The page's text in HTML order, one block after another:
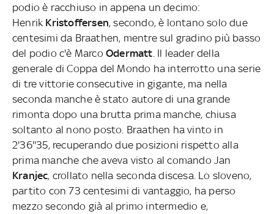
podio è racchiuso in appena un decimo:
Henrik Kristoffersen, secondo, è lontano solo due
centesimi da Braathen, mentre sul gradino più basso
del podio c'è Marco Odermatt . Il leader della
generale di Coppa del Mondo ha interrotto una serie
di tre vittorie consecutive in gigante, ma nella
seconda manche è stato autore di una grande
rimonta dopo una brutta prima manche, chiusa
soltanto al nono posto. Braathen ha vinto in
2'36''35, recuperando due posizioni rispetto alla
prima manche che aveva visto al comando Jan
Kranjec, crollato nella seconda discesa. Lo sloveno,
partito con 73 centesimi di vantaggio, ha perso
mezzo secondo già al primo intermedio e,